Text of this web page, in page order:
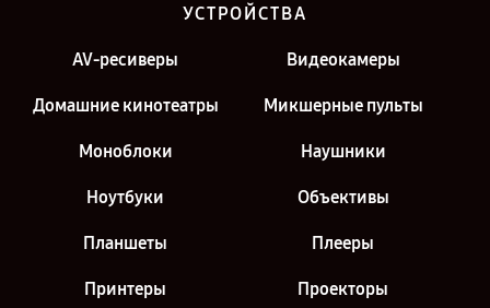
УСТРОЙСТВА
AV-ресиверы Видеокамеры
Домашние кинотеатры Микшерные пульты
Моноблоки Наушники
Ноутбуки Объективы
Планшеты Плееры
Принтеры Проекторы